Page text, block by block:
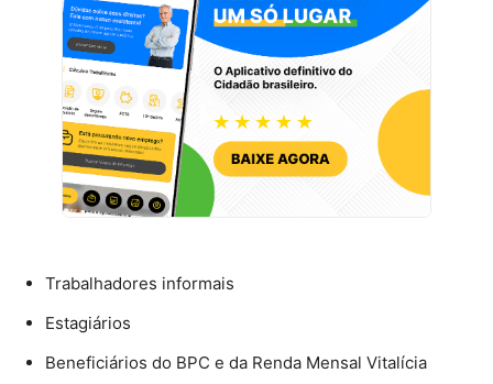
Trabalhadores informais
Estagiários
Beneficiários do BPC e da Renda Mensal Vitalícia